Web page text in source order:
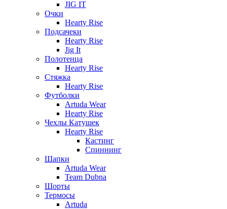
JIG IT
Очки
Hearty Rise
Подсачеки
Hearty Rise
Jig It
Полотенца
Hearty Rise
Стяжка
Hearty Rise
Футболки
Artuda Wear
Hearty Rise
Чехлы Катушек
Hearty Rise
Кастинг
Спиннинг
Шапки
Artuda Wear
Team Dubna
Шорты
Термосы
Artuda